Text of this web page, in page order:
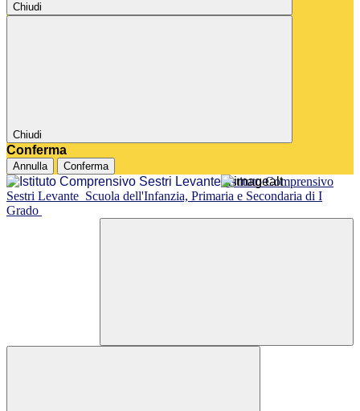
Chiudi
Chiudi
Conferma
Annulla Conferma
Istituto Comprensivo
Sestri Levante Scuola dell'Infanzia, Primaria e Secondaria di I
Grado